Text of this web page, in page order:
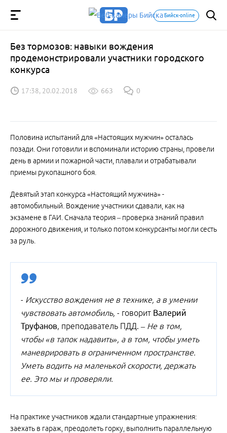
Бийск-online
Без тормозов: навыки вождения
продемонстрировали участники городского
конкурса
17:38, 20.02.2018 663 0
Половина испытаний для «Настоящих мужчин» осталась
позади. Они готовили и вспоминали историю страны, провели
день в армии и пожарной части, плавали и отрабатывали
приемы рукопашного боя.
Девятый этап конкурса «Настоящий мужчина» -
автомобильный. Вождение участники сдавали, как на
экзамене в ГАИ. Сначала теория – проверка знаний правил
дорожного движения, и только потом конкурсанты могли сесть
за руль.
- Искусство вождения не в технике, а в умении
чувствовать автомобиль, - говорит Валерий
Труфанов, преподаватель ПДД. – Не в том,
чтобы «в тапок надавить», а в том, чтобы уметь
маневрировать в ограниченном пространстве.
Уметь водить на маленькой скорости, держать
ее. Это мы и проверяли.
На практике участников ждали стандартные упражнения:
заехать в гараж, преодолеть горку, выполнить параллельную